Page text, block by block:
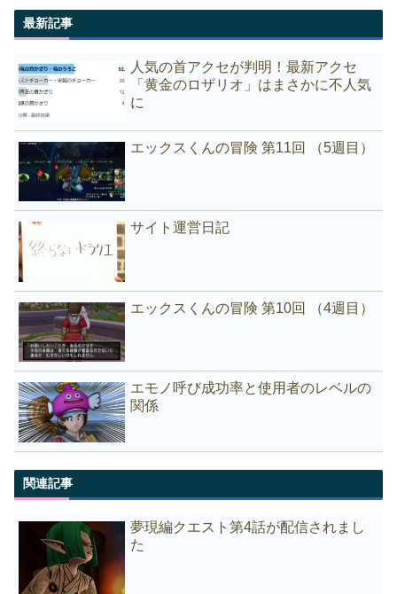
最新記事
人気の首アクセが判明！最新アクセ
「黄金のロザリオ」はまさかに不人気
に
エックスくんの冒険 第11回 （5週目）
サイト運営日記
エックスくんの冒険 第10回 （4週目）
エモノ呼び成功率と使用者のレベルの
関係
関連記事
夢現編クエスト第4話が配信されまし
た